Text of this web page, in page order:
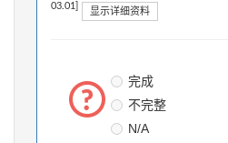
03.01] 显示详细资料
完成
不完整
N/A